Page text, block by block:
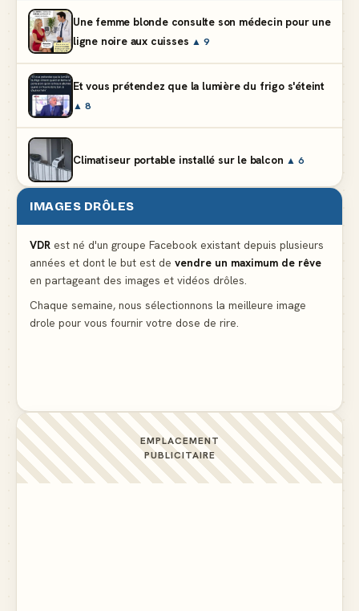
Une femme blonde consulte son médecin pour une
ligne noire aux cuisses ▲ 9
Et vous prétendez que la lumière du frigo s'éteint
▲ 8
Climatiseur portable installé sur le balcon ▲ 6
Le mendiant revient avec un livre de cuisine ▲ 5
Ne pleure pas mon Martin, c'est juste du football
IMAGES DRÔLES
VDR est né d'un groupe Facebook existant depuis plusieurs
années et dont le but est de vendre un maximum de rêve
en partageant des images et vidéos drôles.
Chaque semaine, nous sélectionnons la meilleure image
drole pour vous fournir votre dose de rire.
EMPLACEMENT
PUBLICITAIRE